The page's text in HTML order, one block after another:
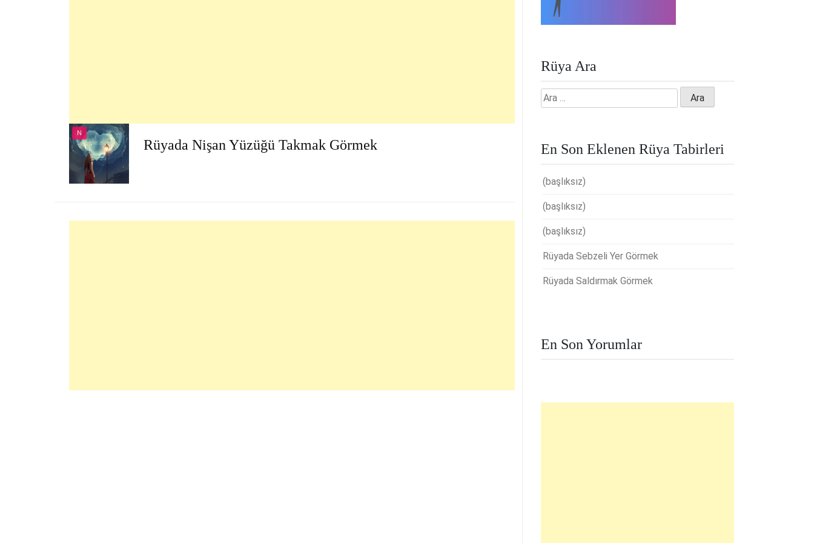
N
Rüyada Nişan Yüzüğü Takmak Görmek
Rüya Ara
Arama:
En Son Eklenen Rüya Tabirleri
(başlıksız)
(başlıksız)
(başlıksız)
Rüyada Sebzeli Yer Görmek
Rüyada Saldırmak Görmek
En Son Yorumlar